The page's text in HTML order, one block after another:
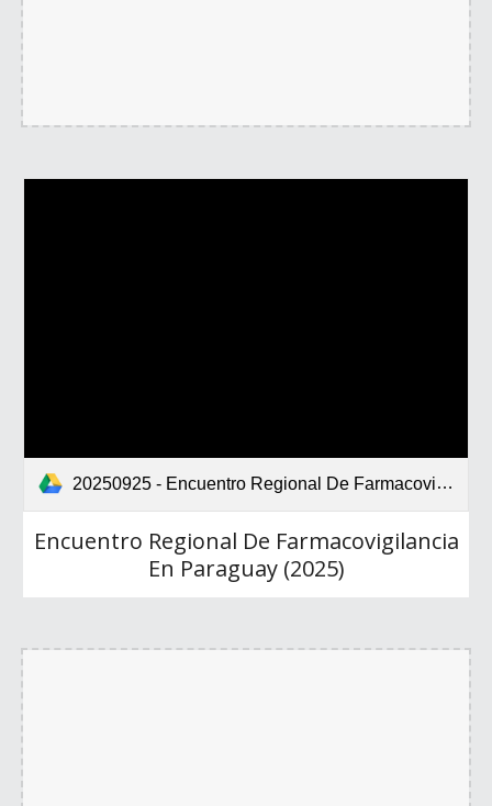
20250925 - Encuentro Regional De Farmacovigilancia En Paraguay Red CIMLAC.pdf
Encuentro Regional De Farmacovigilancia
En Paraguay (2025)